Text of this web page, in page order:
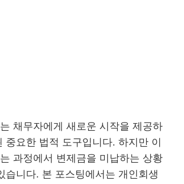
채무자에게 새로운 시작을 제공하
중요한 법적 도구입니다. 하지만 이
과정에서 변제금을 미납하는 상황
습니다. 본 포스팅에서는 개인회생